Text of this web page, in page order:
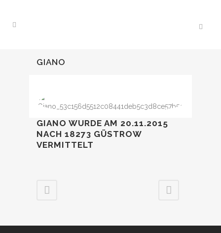
GIANO
GIANO WURDE AM 20.11.2015
NACH 18273 GÜSTROW
VERMITTELT